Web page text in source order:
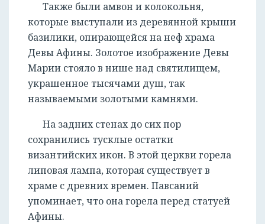
Также были амвон и колокольня,
которые выступали из деревянной крыши
базилики, опирающейся на неф храма
Девы Афины. Золотое изображение Девы
Марии стояло в нише над святилищем,
украшенное тысячами душ, так
называемыми золотыми камнями.
На задних стенах до сих пор
сохранились тусклые остатки
византийских икон. В этой церкви горела
липовая лампа, которая существует в
храме с древних времен. Павсаний
упоминает, что она горела перед статуей
Афины.